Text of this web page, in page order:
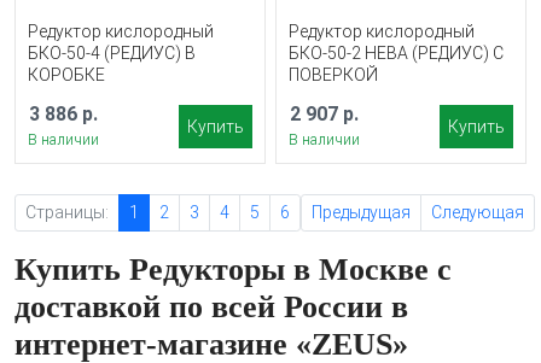
Редуктор кислородный
БКО-50-4 (РЕДИУС) В
КОРОБКЕ
3 886 р.
В наличии
Купить
Редуктор кислородный
БКО-50-2 НЕВА (РЕДИУС) С
ПОВЕРКОЙ
2 907 р.
В наличии
Купить
Страницы: 1 2 3 4 5 6 Предыдущая Следующая
Купить Редукторы в Москве с
доставкой по всей России в
интернет-магазине «ZEUS»